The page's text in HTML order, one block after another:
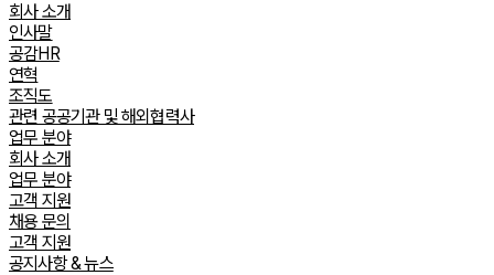
회사 소개
인사말
공감HR
연혁
조직도
관련 공공기관 및 해외협력사
업무 분야
회사 소개
업무 분야
고객 지원
채용 문의
고객 지원
공지사항 & 뉴스